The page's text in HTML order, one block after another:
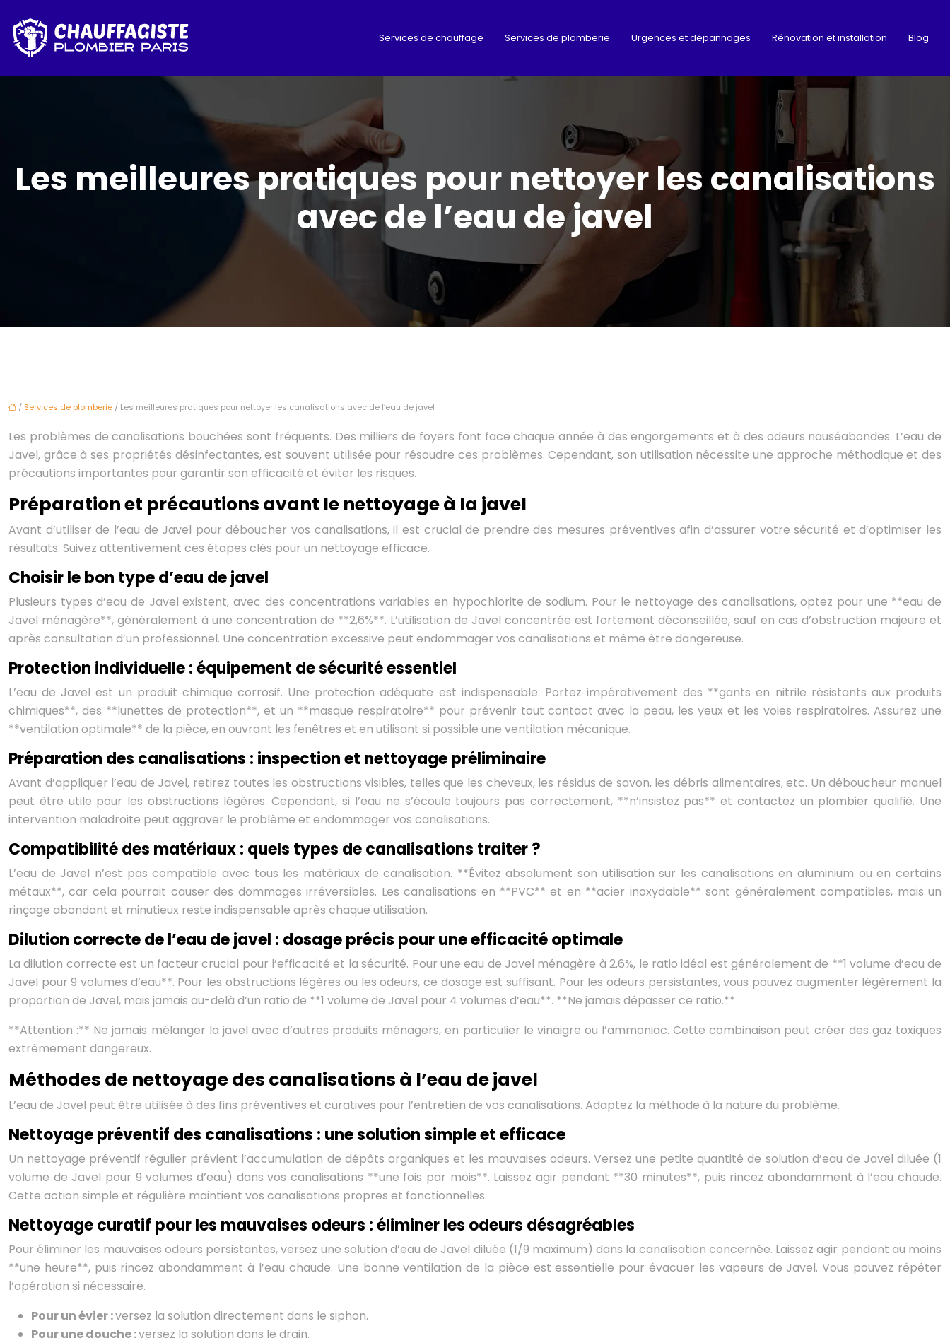
Services de chauffage Services de plomberie Urgences et dépannages Rénovation et installation Blog
Les meilleures pratiques pour nettoyer les canalisations
avec de l’eau de javel
/ Services de plomberie / Les meilleures pratiques pour nettoyer les canalisations avec de l’eau de javel
Les problèmes de canalisations bouchées sont fréquents. Des milliers de foyers font face chaque année à des engorgements et à des odeurs nauséabondes. L’eau de
Javel, grâce à ses propriétés désinfectantes, est souvent utilisée pour résoudre ces problèmes. Cependant, son utilisation nécessite une approche méthodique et des
précautions importantes pour garantir son efficacité et éviter les risques.
Préparation et précautions avant le nettoyage à la javel
Avant d’utiliser de l’eau de Javel pour déboucher vos canalisations, il est crucial de prendre des mesures préventives afin d’assurer votre sécurité et d’optimiser les
résultats. Suivez attentivement ces étapes clés pour un nettoyage efficace.
Choisir le bon type d’eau de javel
Plusieurs types d’eau de Javel existent, avec des concentrations variables en hypochlorite de sodium. Pour le nettoyage des canalisations, optez pour une **eau de
Javel ménagère**, généralement à une concentration de **2,6%**. L’utilisation de Javel concentrée est fortement déconseillée, sauf en cas d’obstruction majeure et
après consultation d’un professionnel. Une concentration excessive peut endommager vos canalisations et même être dangereuse.
Protection individuelle : équipement de sécurité essentiel
L’eau de Javel est un produit chimique corrosif. Une protection adéquate est indispensable. Portez impérativement des **gants en nitrile résistants aux produits
chimiques**, des **lunettes de protection**, et un **masque respiratoire** pour prévenir tout contact avec la peau, les yeux et les voies respiratoires. Assurez une
**ventilation optimale** de la pièce, en ouvrant les fenêtres et en utilisant si possible une ventilation mécanique.
Préparation des canalisations : inspection et nettoyage préliminaire
Avant d’appliquer l’eau de Javel, retirez toutes les obstructions visibles, telles que les cheveux, les résidus de savon, les débris alimentaires, etc. Un déboucheur manuel
peut être utile pour les obstructions légères. Cependant, si l’eau ne s’écoule toujours pas correctement, **n’insistez pas** et contactez un plombier qualifié. Une
intervention maladroite peut aggraver le problème et endommager vos canalisations.
Compatibilité des matériaux : quels types de canalisations traiter ?
L’eau de Javel n’est pas compatible avec tous les matériaux de canalisation. **Évitez absolument son utilisation sur les canalisations en aluminium ou en certains
métaux**, car cela pourrait causer des dommages irréversibles. Les canalisations en **PVC** et en **acier inoxydable** sont généralement compatibles, mais un
rinçage abondant et minutieux reste indispensable après chaque utilisation.
Dilution correcte de l’eau de javel : dosage précis pour une efficacité optimale
La dilution correcte est un facteur crucial pour l’efficacité et la sécurité. Pour une eau de Javel ménagère à 2,6%, le ratio idéal est généralement de **1 volume d’eau de
Javel pour 9 volumes d’eau**. Pour les obstructions légères ou les odeurs, ce dosage est suffisant. Pour les odeurs persistantes, vous pouvez augmenter légèrement la
proportion de Javel, mais jamais au-delà d’un ratio de **1 volume de Javel pour 4 volumes d’eau**. **Ne jamais dépasser ce ratio.**
**Attention :** Ne jamais mélanger la javel avec d’autres produits ménagers, en particulier le vinaigre ou l’ammoniac. Cette combinaison peut créer des gaz toxiques
extrêmement dangereux.
Méthodes de nettoyage des canalisations à l’eau de javel
L’eau de Javel peut être utilisée à des fins préventives et curatives pour l’entretien de vos canalisations. Adaptez la méthode à la nature du problème.
Nettoyage préventif des canalisations : une solution simple et efficace
Un nettoyage préventif régulier prévient l’accumulation de dépôts organiques et les mauvaises odeurs. Versez une petite quantité de solution d’eau de Javel diluée (1
volume de Javel pour 9 volumes d’eau) dans vos canalisations **une fois par mois**. Laissez agir pendant **30 minutes**, puis rincez abondamment à l’eau chaude.
Cette action simple et régulière maintient vos canalisations propres et fonctionnelles.
Nettoyage curatif pour les mauvaises odeurs : éliminer les odeurs désagréables
Pour éliminer les mauvaises odeurs persistantes, versez une solution d’eau de Javel diluée (1/9 maximum) dans la canalisation concernée. Laissez agir pendant au moins
**une heure**, puis rincez abondamment à l’eau chaude. Une bonne ventilation de la pièce est essentielle pour évacuer les vapeurs de Javel. Vous pouvez répéter
l’opération si nécessaire.
Pour un évier :versez la solution directement dans le siphon.
Pour une douche :versez la solution dans le drain.